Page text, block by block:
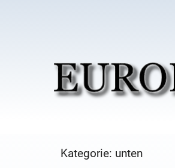
Kategorie: unten